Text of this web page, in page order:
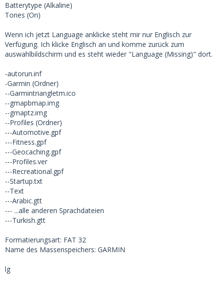
Batterytype (Alkaline)
Tones (On)
Wenn ich jetzt Language anklicke steht mir nur Englisch zur
Verfügung. Ich klicke Englisch an und komme zurück zum
auswahlbildschirm und es steht wieder "Language (Missing)" dort.
-autorun.inf
-Garmin (Ordner)
--Garmintriangletm.ico
--gmapbmap.img
--gmaptz.img
--Profiles (Ordner)
---Automotive.gpf
---Fitness.gpf
---Geocaching.gpf
---Profiles.ver
---Recreational.gpf
--Startup.txt
--Text
---Arabic.gtt
--- ...alle anderen Sprachdateien
---Turkish.gtt
Formatierungsart: FAT 32
Name des Massenspeichers: GARMIN
lg